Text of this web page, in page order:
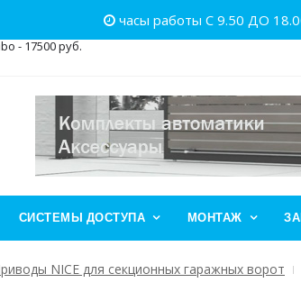
часы работы С 9.50 ДО
шт. - 500 рублей
BX708RC KIT привод с фотоэлементами
- 17500 руб.
СИСТЕМЫ ДОСТУПА МОНТАЖ
NICE для секционных гаражных ворот